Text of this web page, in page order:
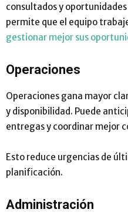
consultados y
permite que el equipo
gestionar mejor sus
Operaciones
Operaciones gana mayor
y disponibilidad. Puede
entregas y coordinar mejor
Esto reduce urgencias de
planificación.
Administración